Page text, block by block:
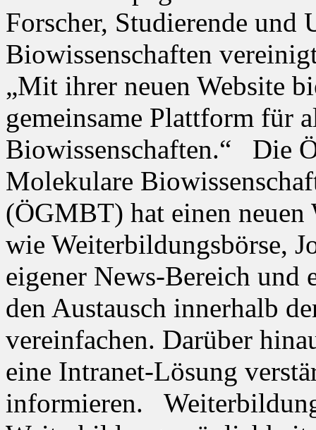
Forscher, Studierende und
Biowissenschaften
„Mit ihrer neuen Website
gemeinsame Plattform für
Biowissenschaften.“ Die
Molekulare
(ÖGMBT) hat einen
wie Weiterbildungsbörse,
eigener News-Bereich und
den Austausch innerhalb
vereinfachen. Darüber
eine Intranet-Lösung
informieren.